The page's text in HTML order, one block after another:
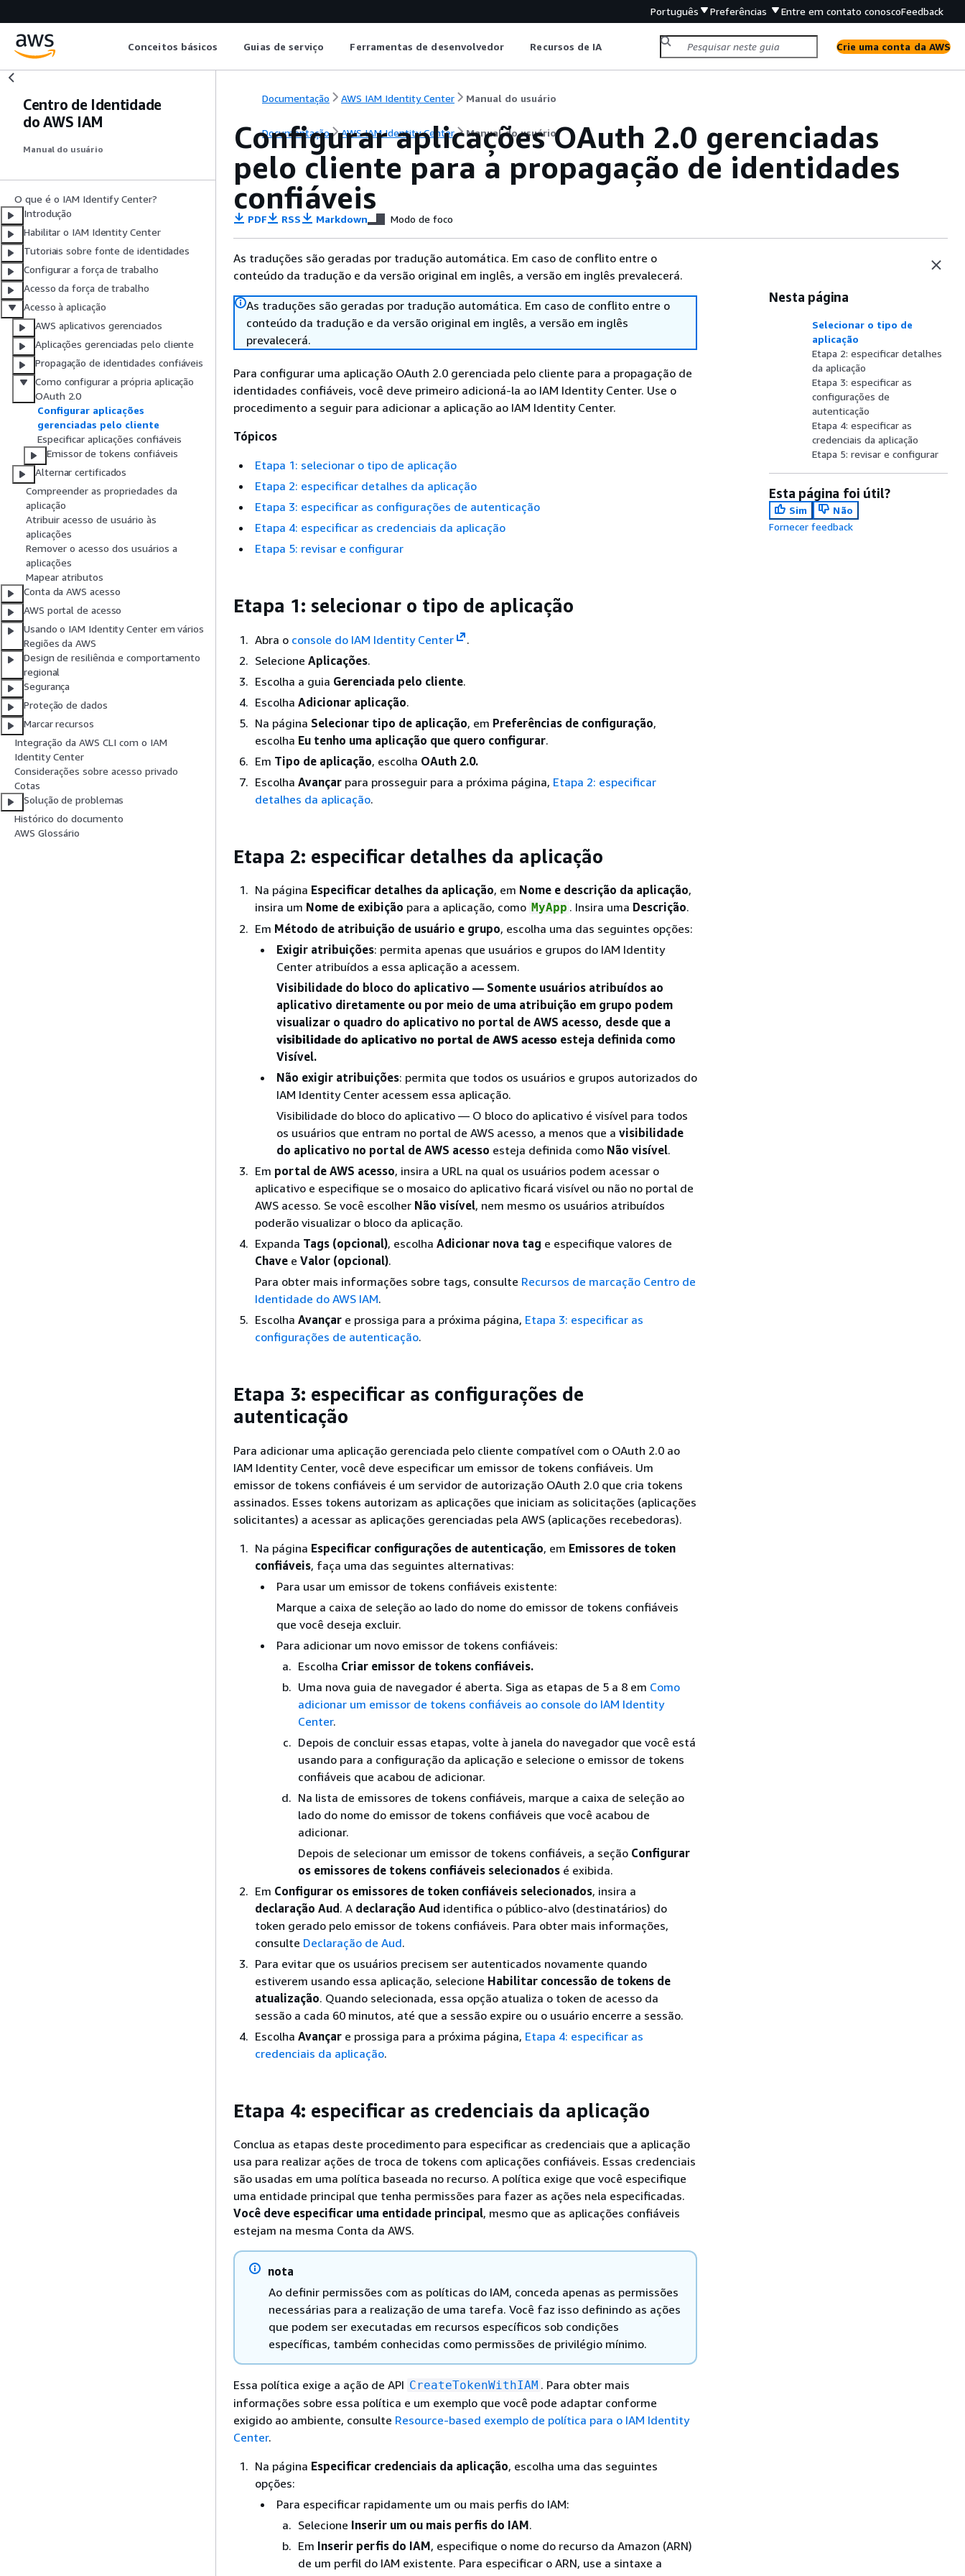
Português Preferências Entre em contato conoscoFeedback
Conceitos básicos Guias de serviço Ferramentas de desenvolvedor Recursos de IA Crie uma conta da AWS
Centro de Identidade
do AWS IAM
Manual do usuário
O que é o IAM Identify Center?
Introdução
Habilitar o IAM Identity Center
Tutoriais sobre fonte de identidades
Configurar a força de trabalho
Acesso da força de trabalho
Acesso à aplicação
AWS aplicativos gerenciados
Aplicações gerenciadas pelo cliente
Propagação de identidades confiáveis
Como configurar a própria aplicação
OAuth 2.0
Configurar aplicações
gerenciadas pelo cliente
Especificar aplicações confiáveis
Emissor de tokens confiáveis
Alternar certificados
Compreender as propriedades da
aplicação
Atribuir acesso de usuário às
aplicações
Remover o acesso dos usuários a
aplicações
Mapear atributos
Conta da AWS acesso
AWS portal de acesso
Usando o IAM Identity Center em vários
Regiões da AWS
Design de resiliência e comportamento
regional
Segurança
Proteção de dados
Marcar recursos
Integração da AWS CLI com o IAM
Identity Center
Considerações sobre acesso privado
Cotas
Solução de problemas
Histórico do documento
AWS Glossário
Documentação AWS IAM Identity Center Manual do usuário
Documentação AWS IAM Identity Center Manual do usuário
Configurar aplicações OAuth 2.0 gerenciadas
pelo cliente para a propagação de identidades
confiáveis
PDF RSS Markdown Modo de foco
As traduções são geradas por tradução automática. Em caso de conflito entre o
conteúdo da tradução e da versão original em inglês, a versão em inglês prevalecerá.
As traduções são geradas por tradução automática. Em caso de conflito entre o
conteúdo da tradução e da versão original em inglês, a versão em inglês
prevalecerá.
Para configurar uma aplicação OAuth 2.0 gerenciada pelo cliente para a propagação de
identidades confiáveis, você deve primeiro adicioná-la ao IAM Identity Center. Use o
procedimento a seguir para adicionar a aplicação ao IAM Identity Center.
Tópicos
Etapa 1: selecionar o tipo de aplicação
Etapa 2: especificar detalhes da aplicação
Etapa 3: especificar as configurações de autenticação
Etapa 4: especificar as credenciais da aplicação
Etapa 5: revisar e configurar
Etapa 1: selecionar o tipo de aplicação
Abra o console do IAM Identity Center
.
Selecione Aplicações.
Escolha a guia Gerenciada pelo cliente.
Escolha Adicionar aplicação.
Na página Selecionar tipo de aplicação, em Preferências de configuração,
escolha Eu tenho uma aplicação que quero configurar.
Em Tipo de aplicação, escolha OAuth 2.0.
Escolha Avançar para prosseguir para a próxima página, Etapa 2: especificar
detalhes da aplicação.
Etapa 2: especificar detalhes da aplicação
Na página Especificar detalhes da aplicação, em Nome e descrição da aplicação,
insira um Nome de exibição para a aplicação, como MyApp . Insira uma Descrição.
Em Método de atribuição de usuário e grupo, escolha uma das seguintes opções:
Exigir atribuições: permita apenas que usuários e grupos do IAM Identity
Center atribuídos a essa aplicação a acessem.
Visibilidade do bloco do aplicativo — Somente usuários atribuídos ao
aplicativo diretamente ou por meio de uma atribuição em grupo podem
visualizar o quadro do aplicativo no portal de AWS acesso, desde que a
visibilidade do aplicativo no portal de AWS acesso esteja definida como
Visível.
Não exigir atribuições: permita que todos os usuários e grupos autorizados do
IAM Identity Center acessem essa aplicação.
Visibilidade do bloco do aplicativo — O bloco do aplicativo é visível para todos
os usuários que entram no portal de AWS acesso, a menos que a visibilidade
do aplicativo no portal de AWS acesso esteja definida como Não visível.
Em portal de AWS acesso, insira a URL na qual os usuários podem acessar o
aplicativo e especifique se o mosaico do aplicativo ficará visível ou não no portal de
AWS acesso. Se você escolher Não visível, nem mesmo os usuários atribuídos
poderão visualizar o bloco da aplicação.
Expanda Tags (opcional), escolha Adicionar nova tag e especifique valores de
Chave e Valor (opcional).
Para obter mais informações sobre tags, consulte Recursos de marcação Centro de
Identidade do AWS IAM.
Escolha Avançar e prossiga para a próxima página, Etapa 3: especificar as
configurações de autenticação.
Etapa 3: especificar as configurações de
autenticação
Para adicionar uma aplicação gerenciada pelo cliente compatível com o OAuth 2.0 ao
IAM Identity Center, você deve especificar um emissor de tokens confiáveis. Um
emissor de tokens confiáveis é um servidor de autorização OAuth 2.0 que cria tokens
assinados. Esses tokens autorizam as aplicações que iniciam as solicitações (aplicações
solicitantes) a acessar as aplicações gerenciadas pela AWS (aplicações recebedoras).
Na página Especificar configurações de autenticação, em Emissores de token
confiáveis, faça uma das seguintes alternativas:
Para usar um emissor de tokens confiáveis existente:
Marque a caixa de seleção ao lado do nome do emissor de tokens confiáveis
que você deseja excluir.
Para adicionar um novo emissor de tokens confiáveis:
Escolha Criar emissor de tokens confiáveis.
Uma nova guia de navegador é aberta. Siga as etapas de 5 a 8 em Como
adicionar um emissor de tokens confiáveis ao console do IAM Identity
Center.
Depois de concluir essas etapas, volte à janela do navegador que você está
usando para a configuração da aplicação e selecione o emissor de tokens
confiáveis que acabou de adicionar.
Na lista de emissores de tokens confiáveis, marque a caixa de seleção ao
lado do nome do emissor de tokens confiáveis que você acabou de
adicionar.
Depois de selecionar um emissor de tokens confiáveis, a seção Configurar
os emissores de tokens confiáveis selecionados é exibida.
Em Configurar os emissores de token confiáveis selecionados, insira a
declaração Aud. A declaração Aud identifica o público-alvo (destinatários) do
token gerado pelo emissor de tokens confiáveis. Para obter mais informações,
consulte Declaração de Aud.
Para evitar que os usuários precisem ser autenticados novamente quando
estiverem usando essa aplicação, selecione Habilitar concessão de tokens de
atualização. Quando selecionada, essa opção atualiza o token de acesso da
sessão a cada 60 minutos, até que a sessão expire ou o usuário encerre a sessão.
Escolha Avançar e prossiga para a próxima página, Etapa 4: especificar as
credenciais da aplicação.
Etapa 4: especificar as credenciais da aplicação
Conclua as etapas deste procedimento para especificar as credenciais que a aplicação
usa para realizar ações de troca de tokens com aplicações confiáveis. Essas credenciais
são usadas em uma política baseada no recurso. A política exige que você especifique
uma entidade principal que tenha permissões para fazer as ações nela especificadas.
Você deve especificar uma entidade principal, mesmo que as aplicações confiáveis
estejam na mesma Conta da AWS.
nota
Ao definir permissões com as políticas do IAM, conceda apenas as permissões
necessárias para a realização de uma tarefa. Você faz isso definindo as ações
que podem ser executadas em recursos específicos sob condições
específicas, também conhecidas como permissões de privilégio mínimo.
Essa política exige a ação de API CreateTokenWithIAM . Para obter mais
informações sobre essa política e um exemplo que você pode adaptar conforme
exigido ao ambiente, consulte Resource-based exemplo de política para o IAM Identity
Center.
Na página Especificar credenciais da aplicação, escolha uma das seguintes
opções:
Para especificar rapidamente um ou mais perfis do IAM:
Selecione Inserir um ou mais perfis do IAM.
Em Inserir perfis do IAM, especifique o nome do recurso da Amazon (ARN)
de um perfil do IAM existente. Para especificar o ARN, use a sintaxe a
Nesta página
Selecionar o tipo de
aplicação
Etapa 2: especificar detalhes
da aplicação
Etapa 3: especificar as
configurações de
autenticação
Etapa 4: especificar as
credenciais da aplicação
Etapa 5: revisar e configurar
Esta página foi útil?
Sim
Não
Fornecer feedback